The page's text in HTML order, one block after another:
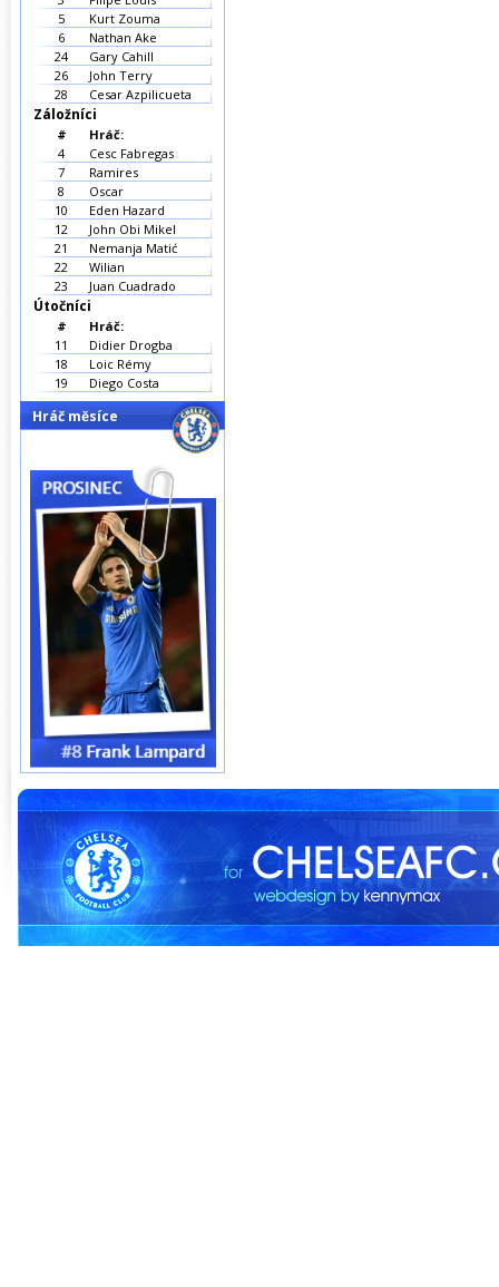
5
Kurt Zouma
6
Nathan Ake
24
Gary Cahill
26
John Terry
28
Cesar Azpilicueta
Záložníci
#
Hráč:
4
Cesc Fabregas
7
Ramires
8
Oscar
10
Eden Hazard
12
John Obi Mikel
21
Nemanja Matić
22
Wilian
23
Juan Cuadrado
Útočníci
#
Hráč:
11
Didier Drogba
18
Loic Rémy
19
Diego Costa
Hráč měsíce